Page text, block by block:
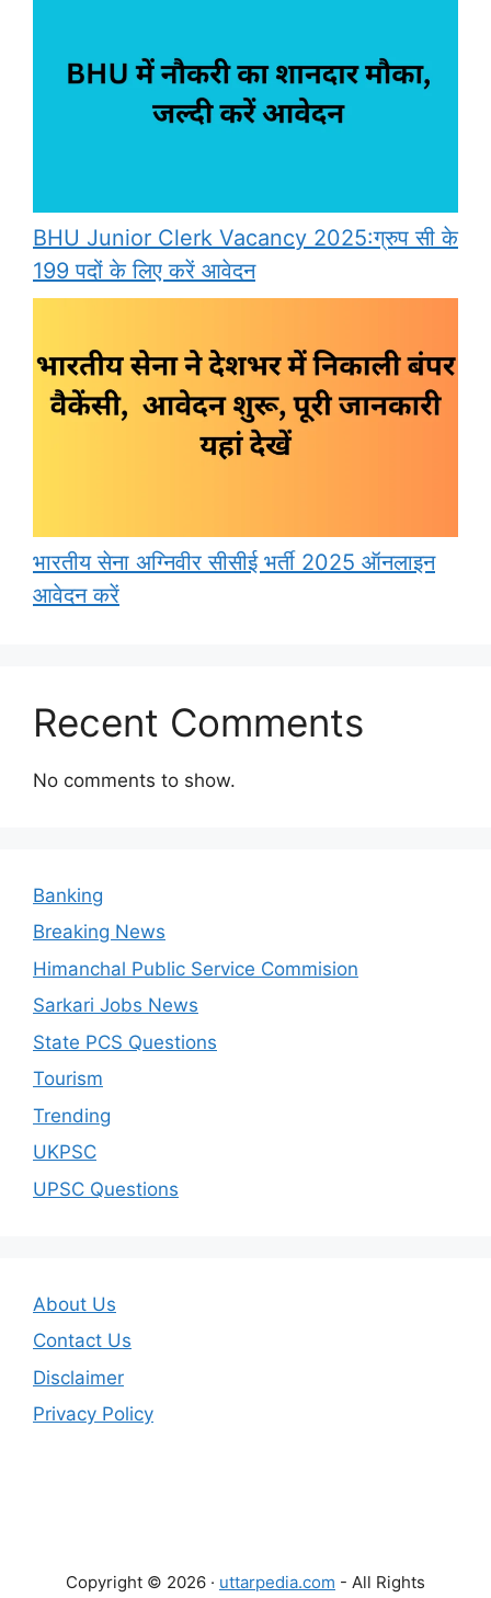
BHU Junior Clerk Vacancy 2025:ग्रुप सी के
199 पदों के लिए करें आवेदन
भारतीय सेना अग्निवीर सीसीई भर्ती 2025 ऑनलाइन
आवेदन करें
Recent Comments
No comments to show.
Banking
Breaking News
Himanchal Public Service Commision
Sarkari Jobs News
State PCS Questions
Tourism
Trending
UKPSC
UPSC Questions
About Us
Contact Us
Disclaimer
Privacy Policy
Copyright © 2026 · uttarpedia.com - All Rights